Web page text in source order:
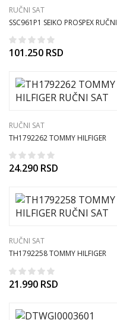
RUČNI SAT
SSC961P1 SEIKO PROSPEX RUČNI
SAT
101.250 RSD
RUČNI SAT
TH1792262 TOMMY HILFIGER
RUČNI SAT
24.290 RSD
RUČNI SAT
TH1792258 TOMMY HILFIGER
21.990 RSD